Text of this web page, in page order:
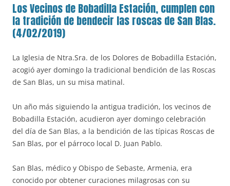
Los Vecinos de Bobadilla Estación, cumplen con
la tradición de bendecir las roscas de San Blas.
(4/02/2019)
La Iglesia de Ntra.Sra. de los Dolores de Bobadilla Estación,
acogió ayer domingo la tradicional bendición de las Roscas
de San Blas, un su misa matinal.
Un año más siguiendo la antigua tradición, los vecinos de
Bobadilla Estación, acudieron ayer domingo celebración
del día de San Blas, a la bendición de las típicas Roscas de
San Blas, por el párroco local D. Juan Pablo.
San Blas, médico y Obispo de Sebaste, Armenia, era
conocido por obtener curaciones milagrosas con su